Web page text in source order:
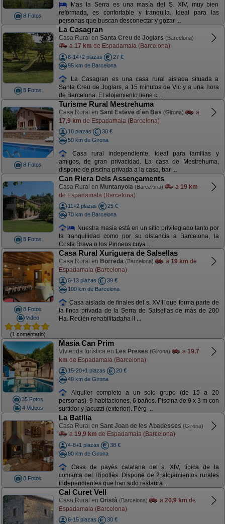
8 Fotos
Mas la Serra es una masía del S. XIV, muy bien
reformada, es confortable y tranquila. Ideal para las
personas que buscan desconectar y gozar ...
8 Fotos
La Casagran
Casa Rural en Santa Creu de Joglars (Barcelona)
a 17 km de Espadamala (Barcelona)
6-14+2 plazas
27 €
95 km de Barcelona
La Casagran es una casa rural aislada situada a
Santa Creu de Joglars, a 15 minutos de Vic y a una hora
de Barcelona. El alojamiento tiene c ...
8 Fotos
Turisme Rural Mestrehuma
Casa Rural en Sant Esteve d´en Bas (Girona)
a
17,9 km de Espadamala (Barcelona)
10 plazas
30 €
50 km de Girona
Casa rural independiente, ideal para familias y
amigos, de gran privacidad. La casa de Mestrehuma,
dispone de piscina privada a la casa, bar ...
8 Fotos
Can Riera Dels Assençaments
Casa Rural en Muntanyola (Barcelona) a 19 km
de Espadamala (Barcelona)
11+2 plazas
25 €
70 km de Barcelona
Nuestra masia está en un sitio privilegiado tanto por
la tranquilidad como por su distancia a Barcelona, la
Costa Brava o los Pirineos cuya ...
8 Fotos
Video
(1 comentario)
Casa Rural Xuriguera de Salsellas
Casa Rural en Borreda (Barcelona) a 19 km de
Espadamala (Barcelona)
6-13 plazas
39 €
100 km de Barcelona
Casa aislada de finales del s. XVIII que forma parte de
la finca privada de la Serra de Salsellas de más de 200
Ha. Recién rehabilitadaha ll ...
35 Fotos
4 Videos
Masia Can Prim
Vivienda turística en Les Preses (Girona) a 19,7
km de Espadamala (Barcelona)
15-20+1 plazas
20 €
49 km de Girona
Alquiler completo a un solo grupo (de 15 a 20
personas). 9 habitaciones, 6 baños. Piscina de 9 x 3 m con
surtidor y jacuzzi (exterior). Pérg ...
8 Fotos
La Batllia
Casa Rural en Sant Joan de les Abadesses (Girona)
a 19,9 km de Espadamala (Barcelona)
4-8+1 plazas
38 €
80 km de Girona
Casa de payés catalana del s. XIV, típica de la
comarca del Ripollès. Dispone de 2 alojamientos rurales
independientes que han sido restaura ...
Cal Curet Vell
Casa Rural en Oristà (Barcelona) a 20,9 km de
Espadamala (Barcelona)
6-15 plazas
30 €